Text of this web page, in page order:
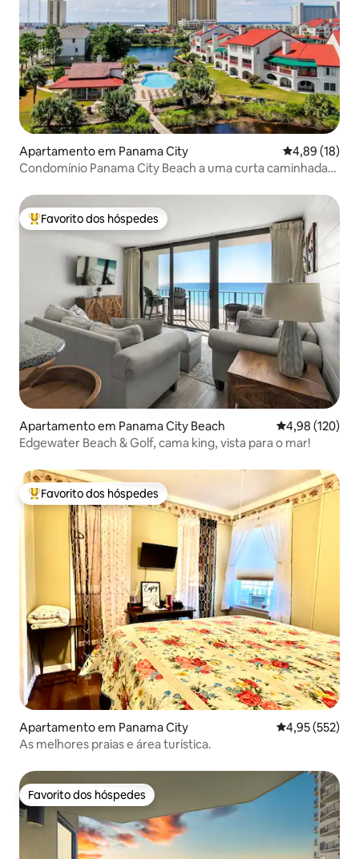
Apartamento em Panama City Classificação
4,89 (18)
Condomínio Panama City Beach a uma curta caminhada
Favoritos dos hóspedes mais apreciados
Favorito dos hóspedes
Apartamento em Panama City Beach Classificação
4,98 (120)
Edgewater Beach & Golf, cama king, vista para o mar!
Favoritos dos hóspedes mais apreciados
Favorito dos hóspedes
Apartamento em Panama City Classificação
4,95 (552)
As melhores praias e área turística.
Favorito dos hóspedes
Favorito dos hóspedes